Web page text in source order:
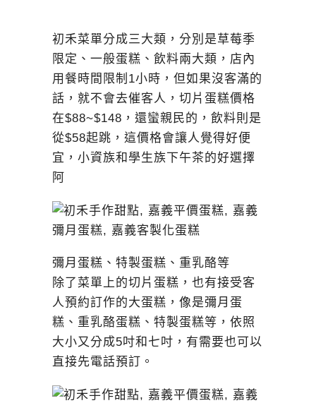
初禾菜單分成三大類，分別是草莓季
限定、一般蛋糕、飲料兩大類，店內
用餐時間限制1小時，但如果沒客滿的
話，就不會去催客人，切片蛋糕價格
在$88~$148，還蠻親民的，飲料則是
從$58起跳，這價格會讓人覺得好便
宜，小資族和學生族下午茶的好選擇
阿
彌月蛋糕、特製蛋糕、重乳酪等
除了菜單上的切片蛋糕，也有接受客
人預約訂作的大蛋糕，像是彌月蛋
糕、重乳酪蛋糕、特製蛋糕等，依照
大小又分成5吋和七吋，有需要也可以
直接先電話預訂。